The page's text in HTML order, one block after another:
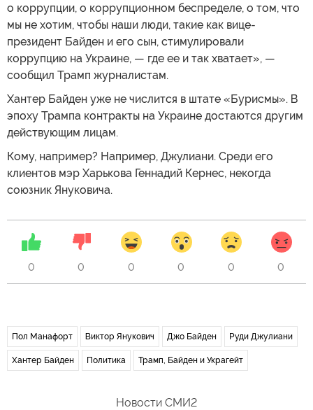
о коррупции, о коррупционном беспределе, о том, что
мы не хотим, чтобы наши люди, такие как вице-
президент Байден и его сын, стимулировали
коррупцию на Украине, — где ее и так хватает», —
сообщил Трамп журналистам.
Хантер Байден уже не числится в штате «Бурисмы». В
эпоху Трампа контракты на Украине достаются другим
действующим лицам.
Кому, например? Например, Джулиани. Среди его
клиентов мэр Харькова Геннадий Кернес, некогда
союзник Януковича.
0 0 0 0 0 0
Пол Манафорт Виктор Янукович Джо Байден Руди Джулиани
Хантер Байден Политика Трамп, Байден и Украгейт
Новости СМИ2